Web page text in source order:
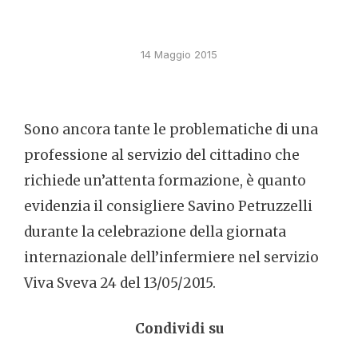
14 Maggio 2015
Sono ancora tante le problematiche di una
professione al servizio del cittadino che
richiede un’attenta formazione, è quanto
evidenzia il consigliere Savino Petruzzelli
durante la celebrazione della giornata
internazionale dell’infermiere nel servizio
Viva Sveva 24 del 13/05/2015.
Condividi su